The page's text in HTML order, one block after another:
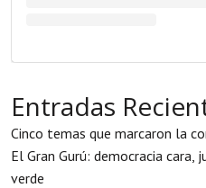
Entradas
Cinco temas que marcaron la
El Gran Gurú: democracia cara,
verde